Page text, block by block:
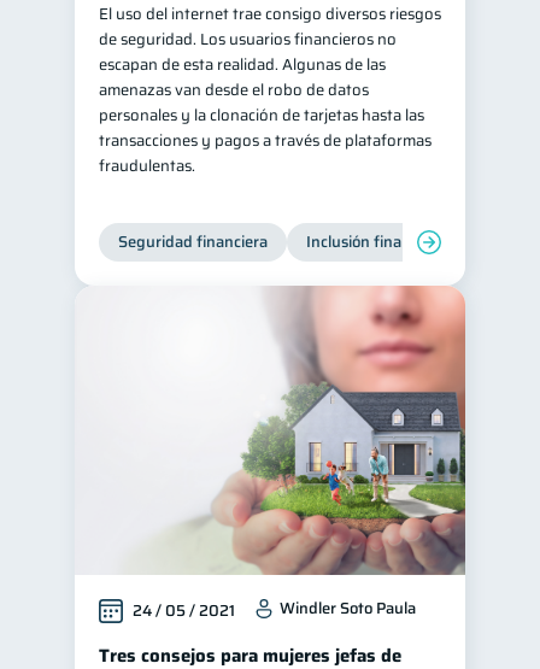
El uso del internet trae consigo diversos riesgos
de seguridad. Los usuarios financieros no
escapan de esta realidad. Algunas de las
amenazas van desde el robo de datos
personales y la clonación de tarjetas hasta las
transacciones y pagos a través de plataformas
fraudulentas.
Seguridad financiera Inclusión financiera
24 / 05 / 2021 Windler Soto Paula
Tres consejos para mujeres jefas de